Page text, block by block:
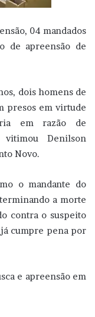
04 mandados
de apreensão de
dois homens de
presos em virtude
em razão de
Denilson
Novo.
o mandante do
a morte
contra o suspeito
cumpre pena por
e apreensão em